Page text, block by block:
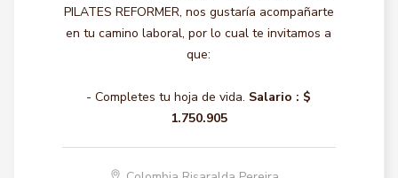
PILATES REFORMER, nos gustaría acompañarte
en tu camino laboral, por lo cual te invitamos a
que:
- Completes tu hoja de vida. Salario : $
1.750.905